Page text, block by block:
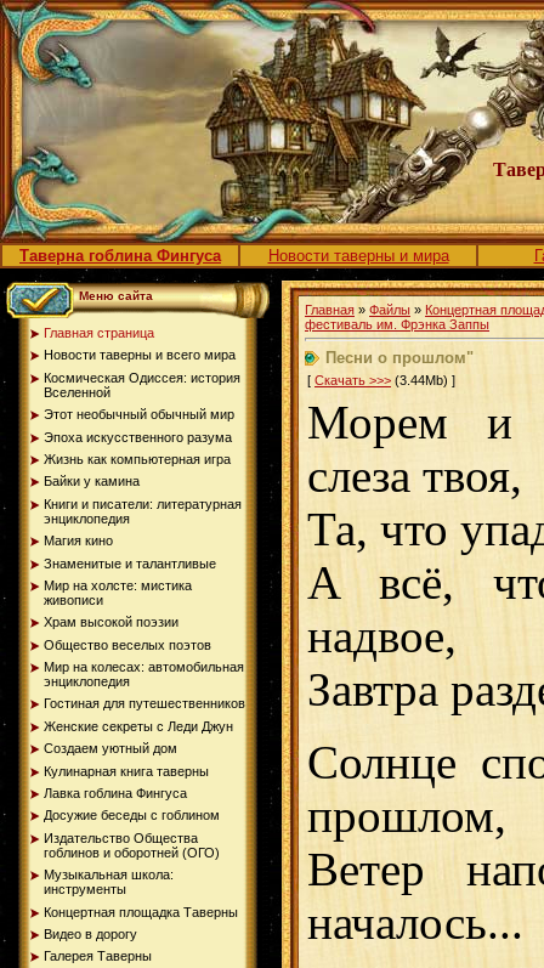
Таверна гоблина Фингуса Новости таверны и мира
Меню сайта
Главная страница
Новости таверны и всего мира
Космическая Одиссея: история
Вселенной
Этот необычный обычный мир
Эпоха искусственного разума
Жизнь как компьютерная игра
Байки у камина
Книги и писатели: литературная
энциклопедия
Магия кино
Знаменитые и талантливые
Мир на холсте: мистика
живописи
Храм высокой поэзии
Общество веселых поэтов
Мир на колесах: автомобильная
энциклопедия
Гостиная для путешественников
Женские секреты с Леди Джун
Создаем уютный дом
Кулинарная книга таверны
Лавка гоблина Фингуса
Досужие беседы с гоблином
Издательство Общества
гоблинов и оборотней (ОГО)
Музыкальная школа:
инструменты
Концертная площадка Таверны
Видео в дорогу
Галерея Таверны
Главная » Файлы » Концертная
фестиваль им. Фрэнка Заппы
Песни о прошлом"
[ Скачать >>> (3.44Mb) ]
Морем и
слеза твоя,
Та, что
А всё,
надвое,
Завтра
Солнце
прошлом,
Ветер
началось...